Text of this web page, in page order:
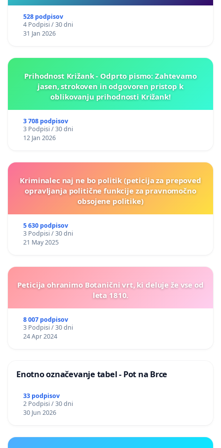
528 podpisov
4 Podpisi / 30 dni
31 Jan 2026
Prihodnost Križank - Odprto pismo: Zahtevamo
jasen, strokoven in odgovoren pristop k
oblikovanju prihodnosti Križank!
3 708 podpisov
3 Podpisi / 30 dni
12 Jan 2026
Kriminalec naj ne bo politik (peticija za prepoved
opravljanja politične funkcije za pravnomočno
obsojene politike)
5 630 podpisov
3 Podpisi / 30 dni
21 May 2025
Peticija ohranimo Botanični vrt, ki deluje že vse od
leta 1810.
8 007 podpisov
3 Podpisi / 30 dni
24 Apr 2024
Enotno označevanje tabel - Pot na Brce
33 podpisov
2 Podpisi / 30 dni
30 Jun 2026